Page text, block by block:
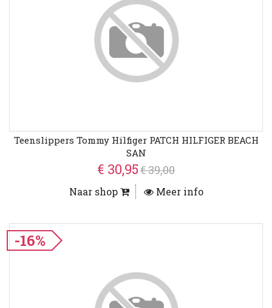
Teenslippers Tommy Hilfiger PATCH HILFIGER BEACH
SAN
€ 30,95€ 39,00
Naar shop Meer info
-16%